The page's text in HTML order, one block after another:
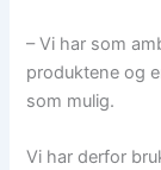
– Vi har som
produktene og
som mulig.
Vi har derfor